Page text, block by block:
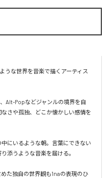
うな世界を音楽で描くアーティス
Alt-Popなどジャンルの境界を自
さや孤独、どこか懐かしい感情を
にいるような朝。言葉にできない
添うような音楽を届ける。
た独自の世界観も1naの表現のひ